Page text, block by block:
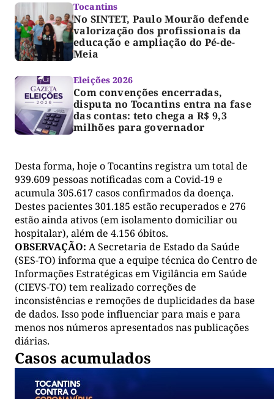
Tocantins
No SINTET, Paulo Mourão defende
valorização dos profissionais da
educação e ampliação do Pé-de-
Meia
Eleições 2026
Com convenções encerradas,
disputa no Tocantins entra na fase
das contas: teto chega a R$ 9,3
milhões para governador
Desta forma, hoje o Tocantins registra um total de
939.609 pessoas notificadas com a Covid-19 e
acumula 305.617 casos confirmados da doença.
Destes pacientes 301.185 estão recuperados e 276
estão ainda ativos (em isolamento domiciliar ou
hospitalar), além de 4.156 óbitos.
OBSERVAÇÃO: A Secretaria de Estado da Saúde
(SES-TO) informa que a equipe técnica do Centro de
Informações Estratégicas em Vigilância em Saúde
(CIEVS-TO) tem realizado correções de
inconsistências e remoções de duplicidades da base
de dados. Isso pode influenciar para mais e para
menos nos números apresentados nas publicações
diárias.
Casos acumulados